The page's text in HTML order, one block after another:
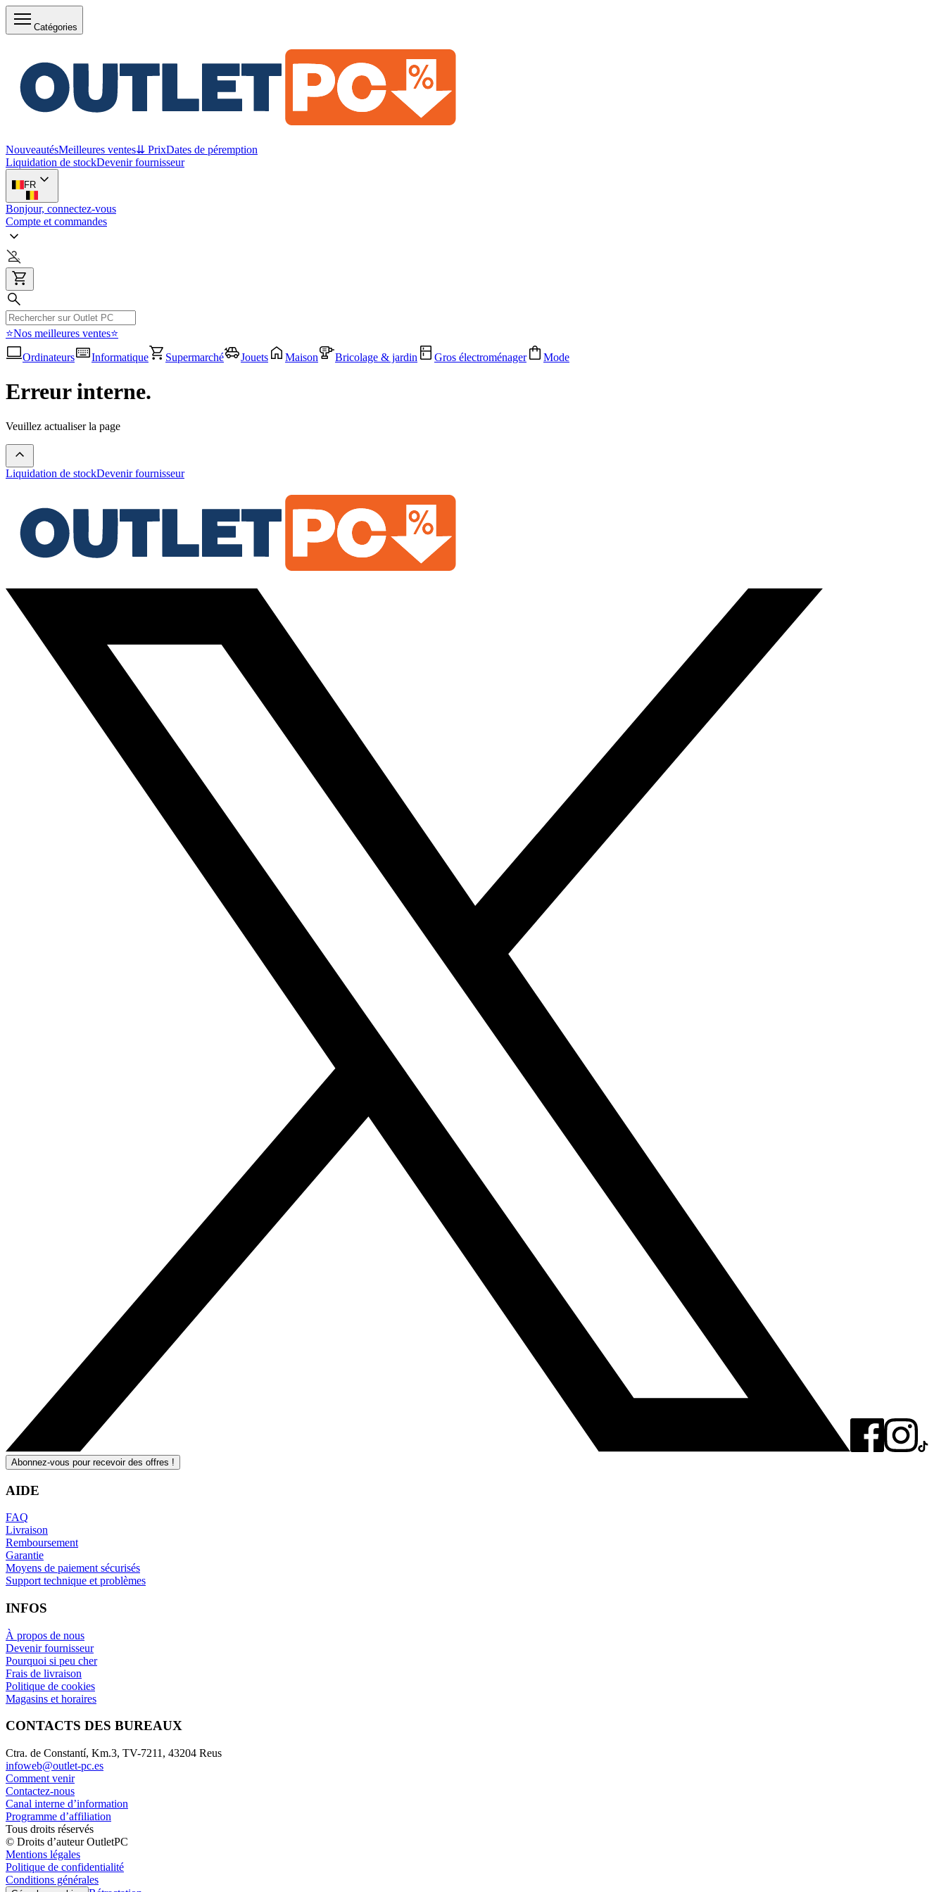
Catégories
NouveautésMeilleures ventes⇊ PrixDates de péremption
Liquidation de stockDevenir fournisseur
FR
Bonjour, connectez-vous
Compte et commandes
⭐Nos meilleures ventes⭐
Ordinateurs
Informatique Supermarché Jouets Maison Bricolage & jardin Gros électroménager Mode
Erreur interne.
Veuillez actualiser la page
Liquidation de stockDevenir fournisseur
Abonnez-vous pour recevoir des offres !
AIDE
FAQ
Livraison
Remboursement
Garantie
Moyens de paiement sécurisés
Support technique et problèmes
INFOS
À propos de nous
Devenir fournisseur
Pourquoi si peu cher
Frais de livraison
Politique de cookies
Magasins et horaires
CONTACTS DES BUREAUX
Ctra. de Constantí, Km.3, TV-7211, 43204 Reus
infoweb@outlet-pc.es
Comment venir
Contactez-nous
Canal interne d’information
Programme d’affiliation
Tous droits réservés
© Droits d’auteur OutletPC
Mentions légales
Politique de confidentialité
Conditions générales